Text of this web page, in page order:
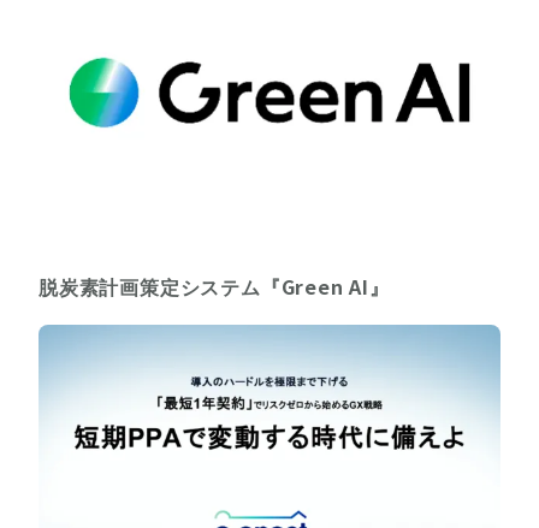
脱炭素計画策定システム『Green AI』